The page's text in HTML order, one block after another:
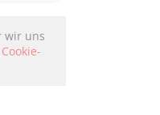
wir uns
Cookie-